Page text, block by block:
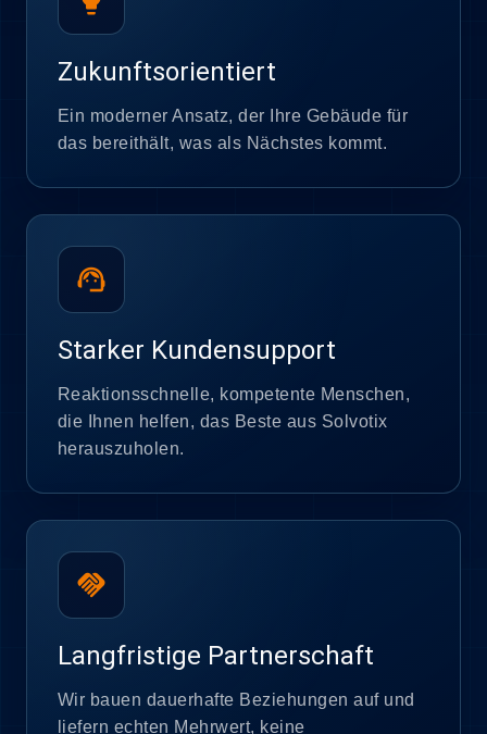
Zukunftsorientiert
Ein moderner Ansatz, der Ihre Gebäude für
das bereithält, was als Nächstes kommt.
support_agent
Starker Kundensupport
Reaktionsschnelle, kompetente Menschen,
die Ihnen helfen, das Beste aus Solvotix
herauszuholen.
handshake
Langfristige Partnerschaft
Wir bauen dauerhafte Beziehungen auf und
liefern echten Mehrwert, keine